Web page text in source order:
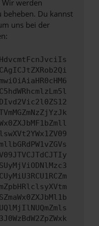
werden
beheben. Du kannst
uns bei der